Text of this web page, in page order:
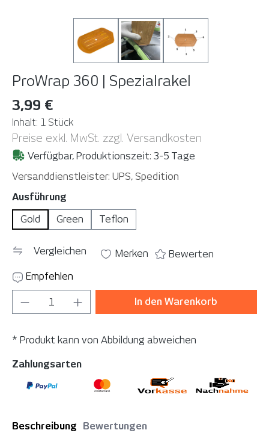
ProWrap 360 | Spezialrakel
3,99 €
Inhalt: 1 Stück
Preise exkl. MwSt. zzgl. Versandkosten
Verfügbar, Produktionszeit: 3-5 Tage
Versanddienstleister: UPS, Spedition
Ausführung
Gold
Green Teflon
Vergleichen Merken
Bewerten
Empfehlen
Produkt Anzahl: Gib den gewünschten
In den Warenkorb
* Produkt kann von Abbildung abweichen
Zahlungsarten
Beschreibung Bewertungen